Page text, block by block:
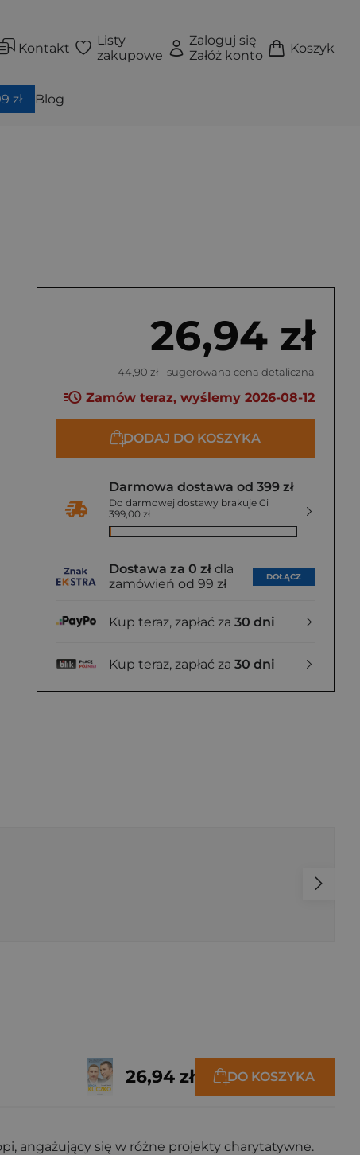
Kontakt
Listy
zakupowe
Zaloguj się
Załóż konto
Koszyk
zł Blog
26,94 zł
44,90 zł - sugerowana cena detaliczna
Zamów teraz, wyślemy 2026-08-12
DODAJ DO KOSZYKA
Darmowa dostawa od 399 zł
Do darmowej dostawy brakuje Ci
399,00 zł
Dostawa za 0 zł dla
zamówień od 99 zł
DOŁĄCZ
Kup teraz, zapłać za 30 dni
Kup teraz, zapłać za 30 dni
26,94 zł DO KOSZYKA
angażujący się w różne projekty charytatywne.